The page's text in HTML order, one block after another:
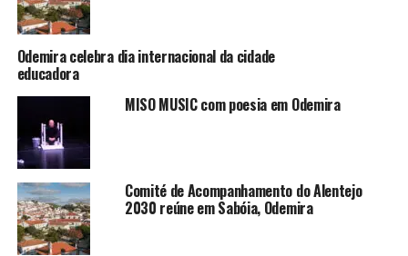
Odemira celebra dia internacional da cidade
educadora
MISO MUSIC com poesia em Odemira
Comité de Acompanhamento do Alentejo
2030 reúne em Sabóia, Odemira